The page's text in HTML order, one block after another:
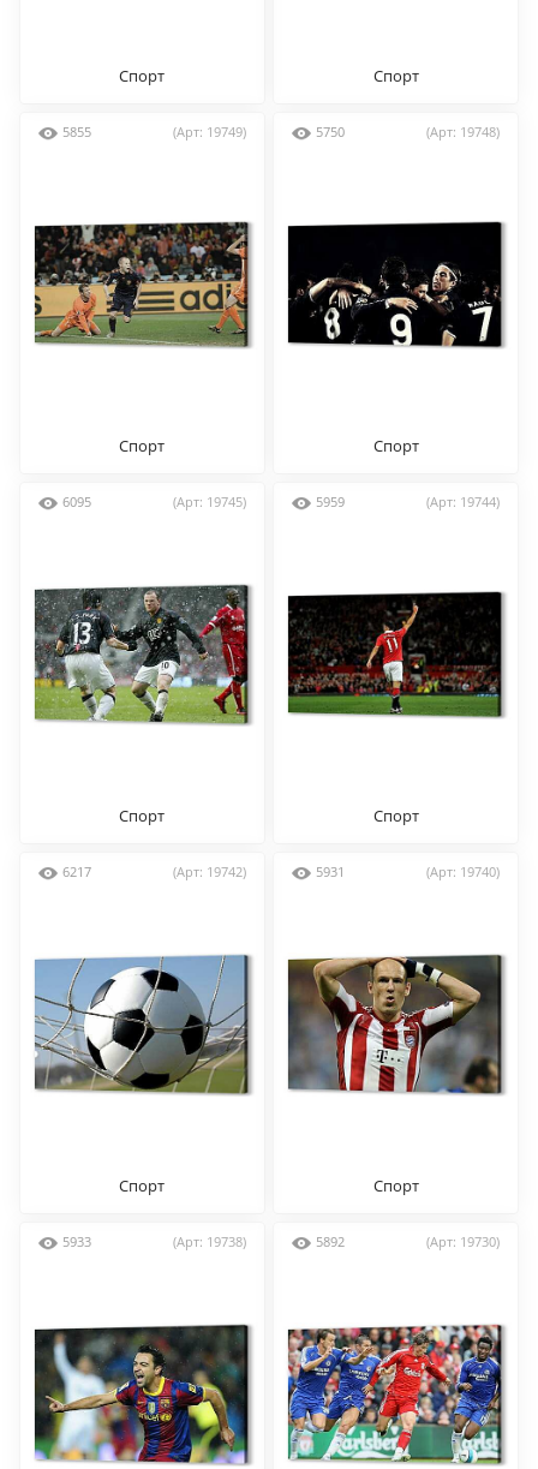
Спорт Спорт
5855 (Арт: 19749)
Спорт
5750 (Арт: 19748)
Спорт
6095 (Арт: 19745)
Спорт
5959 (Арт: 19744)
Спорт
6217 (Арт: 19742)
Спорт
5931 (Арт: 19740)
Спорт
5933 (Арт: 19738) 5892 (Арт: 19730)